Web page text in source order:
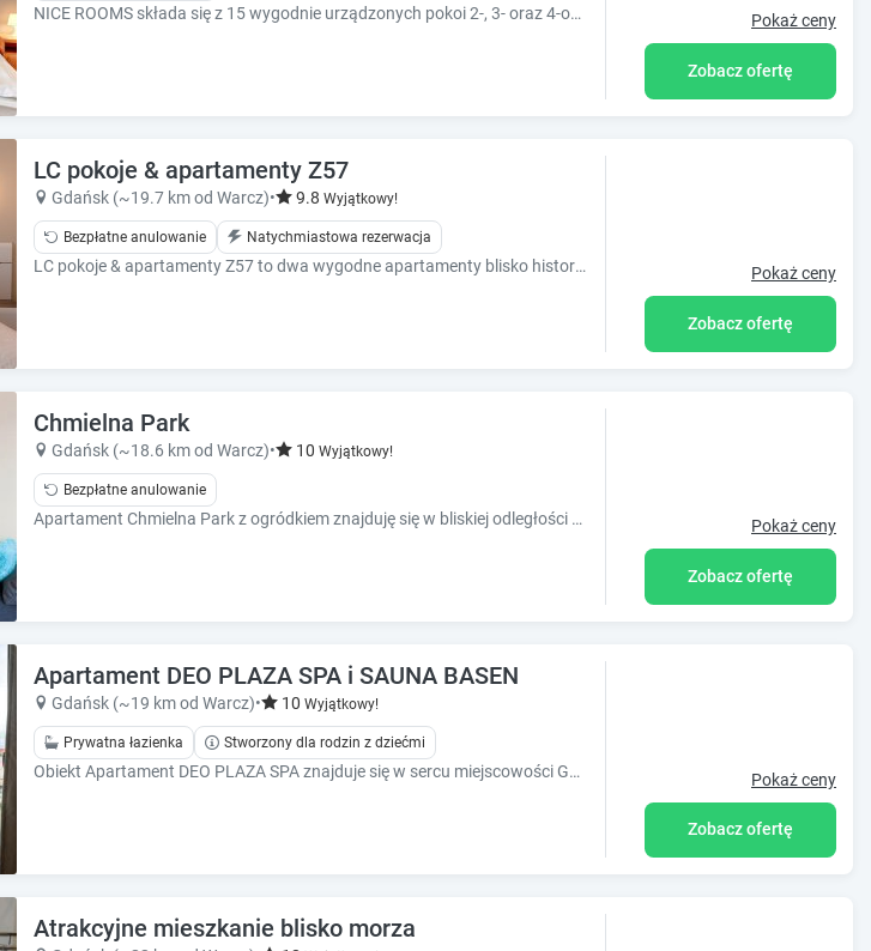
e
q
s
t
r
e
y
h
e
k
e
s
NICE ROOMS składa się z 15 wygodnie urządzonych pokoi 2-, 3- oraz 4-osobowych. Wybierz komfortowy nocleg w Gdańsku i ciesz się udanym pobytem. Pokaż ceny
Zobacz ofertę
LC pokoje & apartamenty Z57
Gdańsk (~19.7 km od Warcz)• 9.8 Wyjątkowy!
Bezpłatne anulowanie Natychmiastowa rezerwacja
LC pokoje & apartamenty Z57 to dwa wygodne apartamenty blisko historycznego centrum Gdańska! Pokaż ceny
Zobacz ofertę
Chmielna Park
Gdańsk (~18.6 km od Warcz)• 10 Wyjątkowy!
Bezpłatne anulowanie
Apartament Chmielna Park z ogródkiem znajduję się w bliskiej odległości do Gdańskiej Starówki oraz Fontanny Neptuna. Pokaż ceny
Zobacz ofertę
Apartament DEO PLAZA SPA i SAUNA BASEN
Gdańsk (~19 km od Warcz)• 10 Wyjątkowy!
Prywatna łazienka Stworzony dla rodzin z dziećmi
Obiekt Apartament DEO PLAZA SPA znajduje się w sercu miejscowości Gdańsk i zapewnia bezpłatne WiFi, klimatyzację.Basen Sauna Jacuzzi. Pokaż ceny
Zobacz ofertę
Atrakcyjne mieszkanie blisko morza